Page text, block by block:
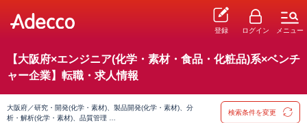
登録 ログイン メニュー
【大阪府×エンジニア(化学・素材・食品・化粧品)系×ベンチ
ャー企業】転職・求人情報
大阪府／研究・開発(化学・素材)、製品開発(化学・素材)、分
析・解析(化学・素材)、品質管理 …
検索条件を変更